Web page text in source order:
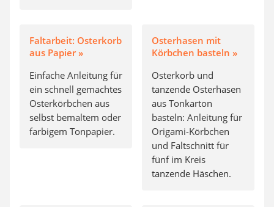
Faltarbeit: Osterkorb
aus Papier »
Einfache Anleitung für
ein schnell gemachtes
Osterkörbchen aus
selbst bemaltem oder
farbigem Tonpapier.
Osterhasen mit
Körbchen basteln »
Osterkorb und
tanzende Osterhasen
aus Tonkarton
basteln: Anleitung für
Origami-Körbchen
und Faltschnitt für
fünf im Kreis
tanzende Häschen.